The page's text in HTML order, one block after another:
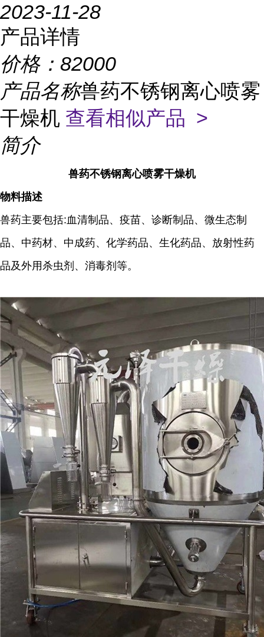
2023-11-28
产品详情
价格： 82000
产品名称兽药不锈钢离心喷雾
干燥机 查看相似产品 >
简介
兽药不锈钢离心喷雾干燥机
物料描述
兽药主要包括:血清制品、疫苗、诊断制品、微生态制
品、中药材、中成药、化学药品、生化药品、放射性药
品及外用杀虫剂、消毒剂等。